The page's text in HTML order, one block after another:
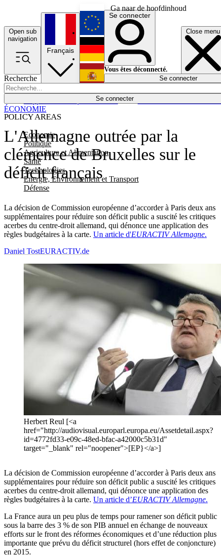
Ga naar de hoofdinhoud
Open sub
navigation
Close menu
Recherche
Se connecter
POLICY AREAS
Economie
Politique
Agriculture et Alimentation
Santé
Technologies
Energie, Environnement et Transport
Défense
Économie
Français
English
Deutsch
Español
Se connecter
Vous êtes déconnecté.
Se connecter
L'Allemagne outrée par la
clémence de Bruxelles sur le
déficit français
La décision de Commission européenne d’accorder à Paris deux ans
supplémentaires pour réduire son déficit public a suscité les critiques
acerbes du centre-droit allemand, qui dénonce une application des
règles budgétaires à la carte. Un article d'EURACTIVAllemagne.
ÉCONOMIE
Daniel TostEURACTIV.de
Herbert Reul [<a
href="http://audiovisual.europarl.europa.eu/Assetdetail.aspx?
id=4772fd33-e09c-48ed-bfac-a42000c5b31d"
target="_blank" rel="noopener">[EP}</a>]
La décision de Commission européenne d’accorder à Paris deux ans
supplémentaires pour réduire son déficit public a suscité les critiques
acerbes du centre-droit allemand, qui dénonce une application des
règles budgétaires à la carte. Un article d’EURACTIVAllemagne.
La France aura un peu plus de temps pour ramener son déficit public
sous la barre des 3 % de son PIB annuel en échange de nouveaux
efforts sur le front des réformes économiques et d’une réduction plus
importante que prévu du déficit structurel (hors effet de conjoncture)
en 2015.